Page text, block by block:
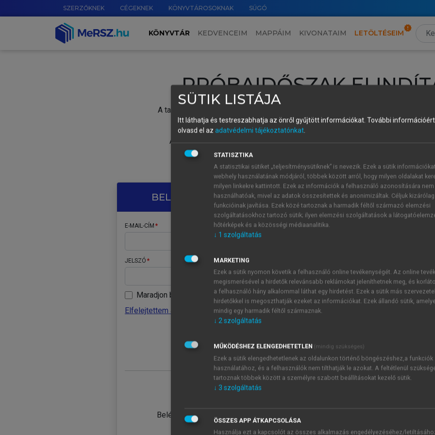
SZERZŐKNEK CÉGEKNEK KÖNYVTÁROSOKNAK SÚGÓ
KÖNYVTÁR KEDVENCEIM MAPPÁIM KIVONATAIM LETÖLTÉSEIM
PRÓBAIDŐSZAK
A tartalom megtekintéséhez lépj be a saját fiókoddal, iskolai azonosítóddal vagy
Új felhasználóként1 óra díjmentes hozzáférésrevagy
A próbaidőszak elindításához,
vagy hozz
A regisztráció után a
BELÉPÉS SAJÁT FIÓKKAL
E-MAIL-CÍM
JELSZÓ
Maradjon belépve
Elfelejtettem a jelszavamat
Belépés intézményi azonosítóval
ÚJ FIÓK
1 óra
JELSZÓ
Kérek értesítést a MeRSZ
Kérek értesítést az
SÜTIK LISTÁJA
Itt láthatja és testreszabhatja az önről gyűjtött információkat. További
olvasd el az adatvédelmi tájékoztatónkat.
STATISZTIKA
A statisztikai sütiket „teljesítménysütiknek” is nevezik. Ezek a sütik
webhely használatának módjáról, többek között arról, hogy milyen oldalakat
milyen linkekre kattintott. Ezek az információk a felhasználó azonosítására nem
használhatóak, mivel az adatok összesítettek és anonimizáltak. Céljuk
funkcióinak javítása. Ezek közé tartoznak a harmadik féltől származó elemzési
szolgáltatásokhoz tartozó sütik; ilyen elemzési szolgáltatások a
hőtérképek és a közösségi médiaanalitika.
↓ 1 szolgáltatás
MARKETING
Ezek a sütik nyomon követik a felhasználó online tevékenységét. Az online
megismerésével a hirdetők relevánsabb reklámokat jeleníthetnek meg, és
a felhasználó hány alkalommal láthat egy hirdetést. Ezek a sütik más
hirdetőkkel is megoszthatják ezeket az információkat. Ezek állandó sütik,
mindig egy harmadik féltől származnak.
↓ 2szolgáltatás
MŰKÖDÉSHEZ ELENGEDHETETLEN (mindig szükséges)
Ezek a sütik elengedhetetlenek az oldalunkon történő böngészéshez,a funkciók
használatához, és a felhasználók nem tilthatják le azokat. A feltétlenül
tartoznak többek között a személyre szabott beállításokat kezelő sütik.
↓ 3 szolgáltatás
ÖSSZES APP ÁTKAPCSOLÁSA
Használja ezt a kapcsolót az összes alkalmazás engedélyezéséhez/